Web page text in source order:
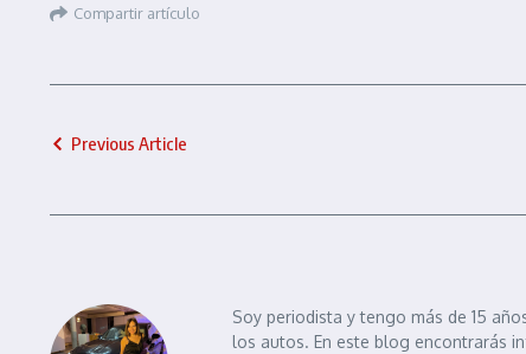
Compartir artículo
Previous Article
Soy periodista y tengo más de 15
los autos. En este blog encontrarás